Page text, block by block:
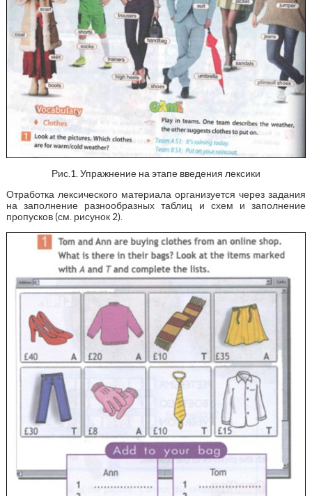
Рис.1. Упражнение на этапе введения лексики
Отработка лексического материала организуется через задания
на заполнение разнообразных таблиц и схем и заполнение
пропусков (см. рисунок 2).